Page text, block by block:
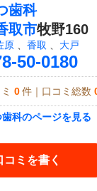
歯科
取市牧野160
原 、 香取 、 大戸
50-0180
0 件｜口コミ総数
科のページを見る
コミを書く